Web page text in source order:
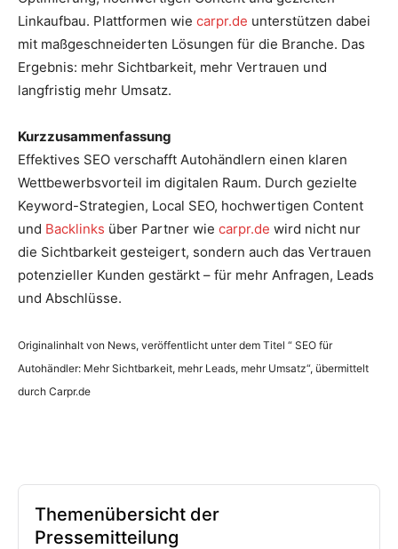
Linkaufbau. Plattformen wie carpr.de unterstützen dabei
mit maßgeschneiderten Lösungen für die Branche. Das
Ergebnis: mehr Sichtbarkeit, mehr Vertrauen und
langfristig mehr Umsatz.
Kurzzusammenfassung
Effektives SEO verschafft Autohändlern einen klaren
Wettbewerbsvorteil im digitalen Raum. Durch gezielte
Keyword-Strategien, Local SEO, hochwertigen Content
und Backlinks über Partner wie carpr.de wird nicht nur
die Sichtbarkeit gesteigert, sondern auch das Vertrauen
potenzieller Kunden gestärkt – für mehr Anfragen, Leads
und Abschlüsse.
Originalinhalt von News, veröffentlicht unter dem Titel “ SEO für
Autohändler: Mehr Sichtbarkeit, mehr Leads, mehr Umsatz“, übermittelt
durch Carpr.de
Themenübersicht der
Pressemitteilung